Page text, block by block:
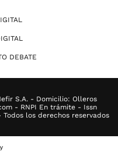
DEBATE
S.A. - Domicilio: Olleros
- RNPI En trámite - Issn
los derechos reservados